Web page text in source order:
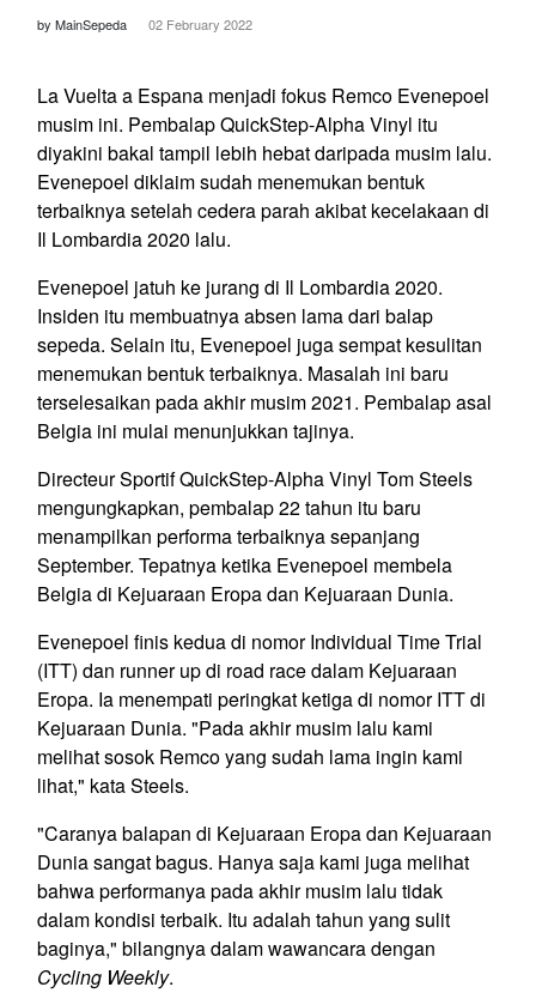
by MainSepeda 02 February 2022
La Vuelta a Espana menjadi fokus Remco Evenepoel
musim ini. Pembalap QuickStep-Alpha Vinyl itu
diyakini bakal tampil lebih hebat daripada musim lalu.
Evenepoel diklaim sudah menemukan bentuk
terbaiknya setelah cedera parah akibat kecelakaan di
Il Lombardia 2020 lalu.
Evenepoel jatuh ke jurang di Il Lombardia 2020.
Insiden itu membuatnya absen lama dari balap
sepeda. Selain itu, Evenepoel juga sempat kesulitan
menemukan bentuk terbaiknya. Masalah ini baru
terselesaikan pada akhir musim 2021. Pembalap asal
Belgia ini mulai menunjukkan tajinya.
Directeur Sportif QuickStep-Alpha Vinyl Tom Steels
mengungkapkan, pembalap 22 tahun itu baru
menampilkan performa terbaiknya sepanjang
September. Tepatnya ketika Evenepoel membela
Belgia di Kejuaraan Eropa dan Kejuaraan Dunia.
Evenepoel finis kedua di nomor Individual Time Trial
(ITT) dan runner up di road race dalam Kejuaraan
Eropa. Ia menempati peringkat ketiga di nomor ITT di
Kejuaraan Dunia. "Pada akhir musim lalu kami
melihat sosok Remco yang sudah lama ingin kami
lihat," kata Steels.
"Caranya balapan di Kejuaraan Eropa dan Kejuaraan
Dunia sangat bagus. Hanya saja kami juga melihat
bahwa performanya pada akhir musim lalu tidak
dalam kondisi terbaik. Itu adalah tahun yang sulit
baginya," bilangnya dalam wawancara dengan
Cycling Weekly.